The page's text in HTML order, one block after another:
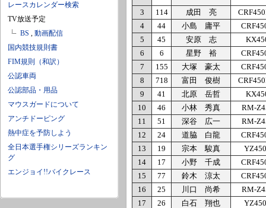
レースカレンダー検索
TV放送予定
BS , 動画配信
国内競技規則書
FIM規則（和訳）
公認車両
公認部品・用品
マウスガードについて
アンチドーピング
熱中症を予防しよう
全日本選手権シリーズランキン
グ
エンジョイ!!バイクレース
3 114 成田 亮
4
44 小島 庸平
5
45 安原 志
6
6 星野 裕
7
155 大塚 豪太
8
718 富田 俊樹
9
41 北原 岳哲
10
46 小林 秀真
RM-
11
51 深谷 広一
RM-
12
24 道脇 白龍
13
19 宗本 駿真
14
17 小野 千成
15
77 鈴木 涼太
16
25 川口 尚希
RM-
17
26 白石 翔也